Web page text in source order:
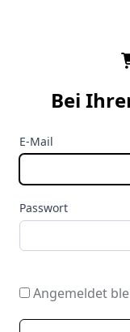
Bei
E-Mail
Passwort
Angemeldet